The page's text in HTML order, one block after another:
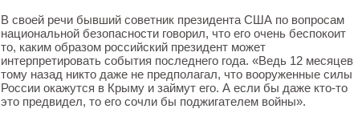
В своей речи бывший советник президента США по вопросам
национальной безопасности говорил, что его очень беспокоит
то, каким образом российский президент может
интерпретировать события последнего года. «Ведь 12 месяцев
тому назад никто даже не предполагал, что вооруженные силы
России окажутся в Крыму и займут его. А если бы даже кто-то
это предвидел, то его сочли бы поджигателем войны».